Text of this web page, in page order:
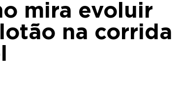
mira evoluir
na corrida